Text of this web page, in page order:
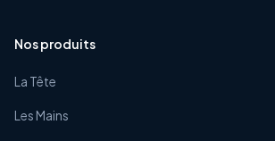
Nos produits
La Tête
Les Mains